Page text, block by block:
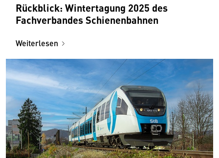
Rückblick: Wintertagung 2025 des
Fachverbandes Schienenbahnen
Weiterlesen